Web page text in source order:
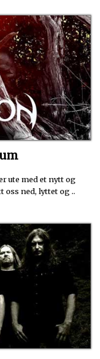
ute med et nytt og
oss ned, lyttet og ..